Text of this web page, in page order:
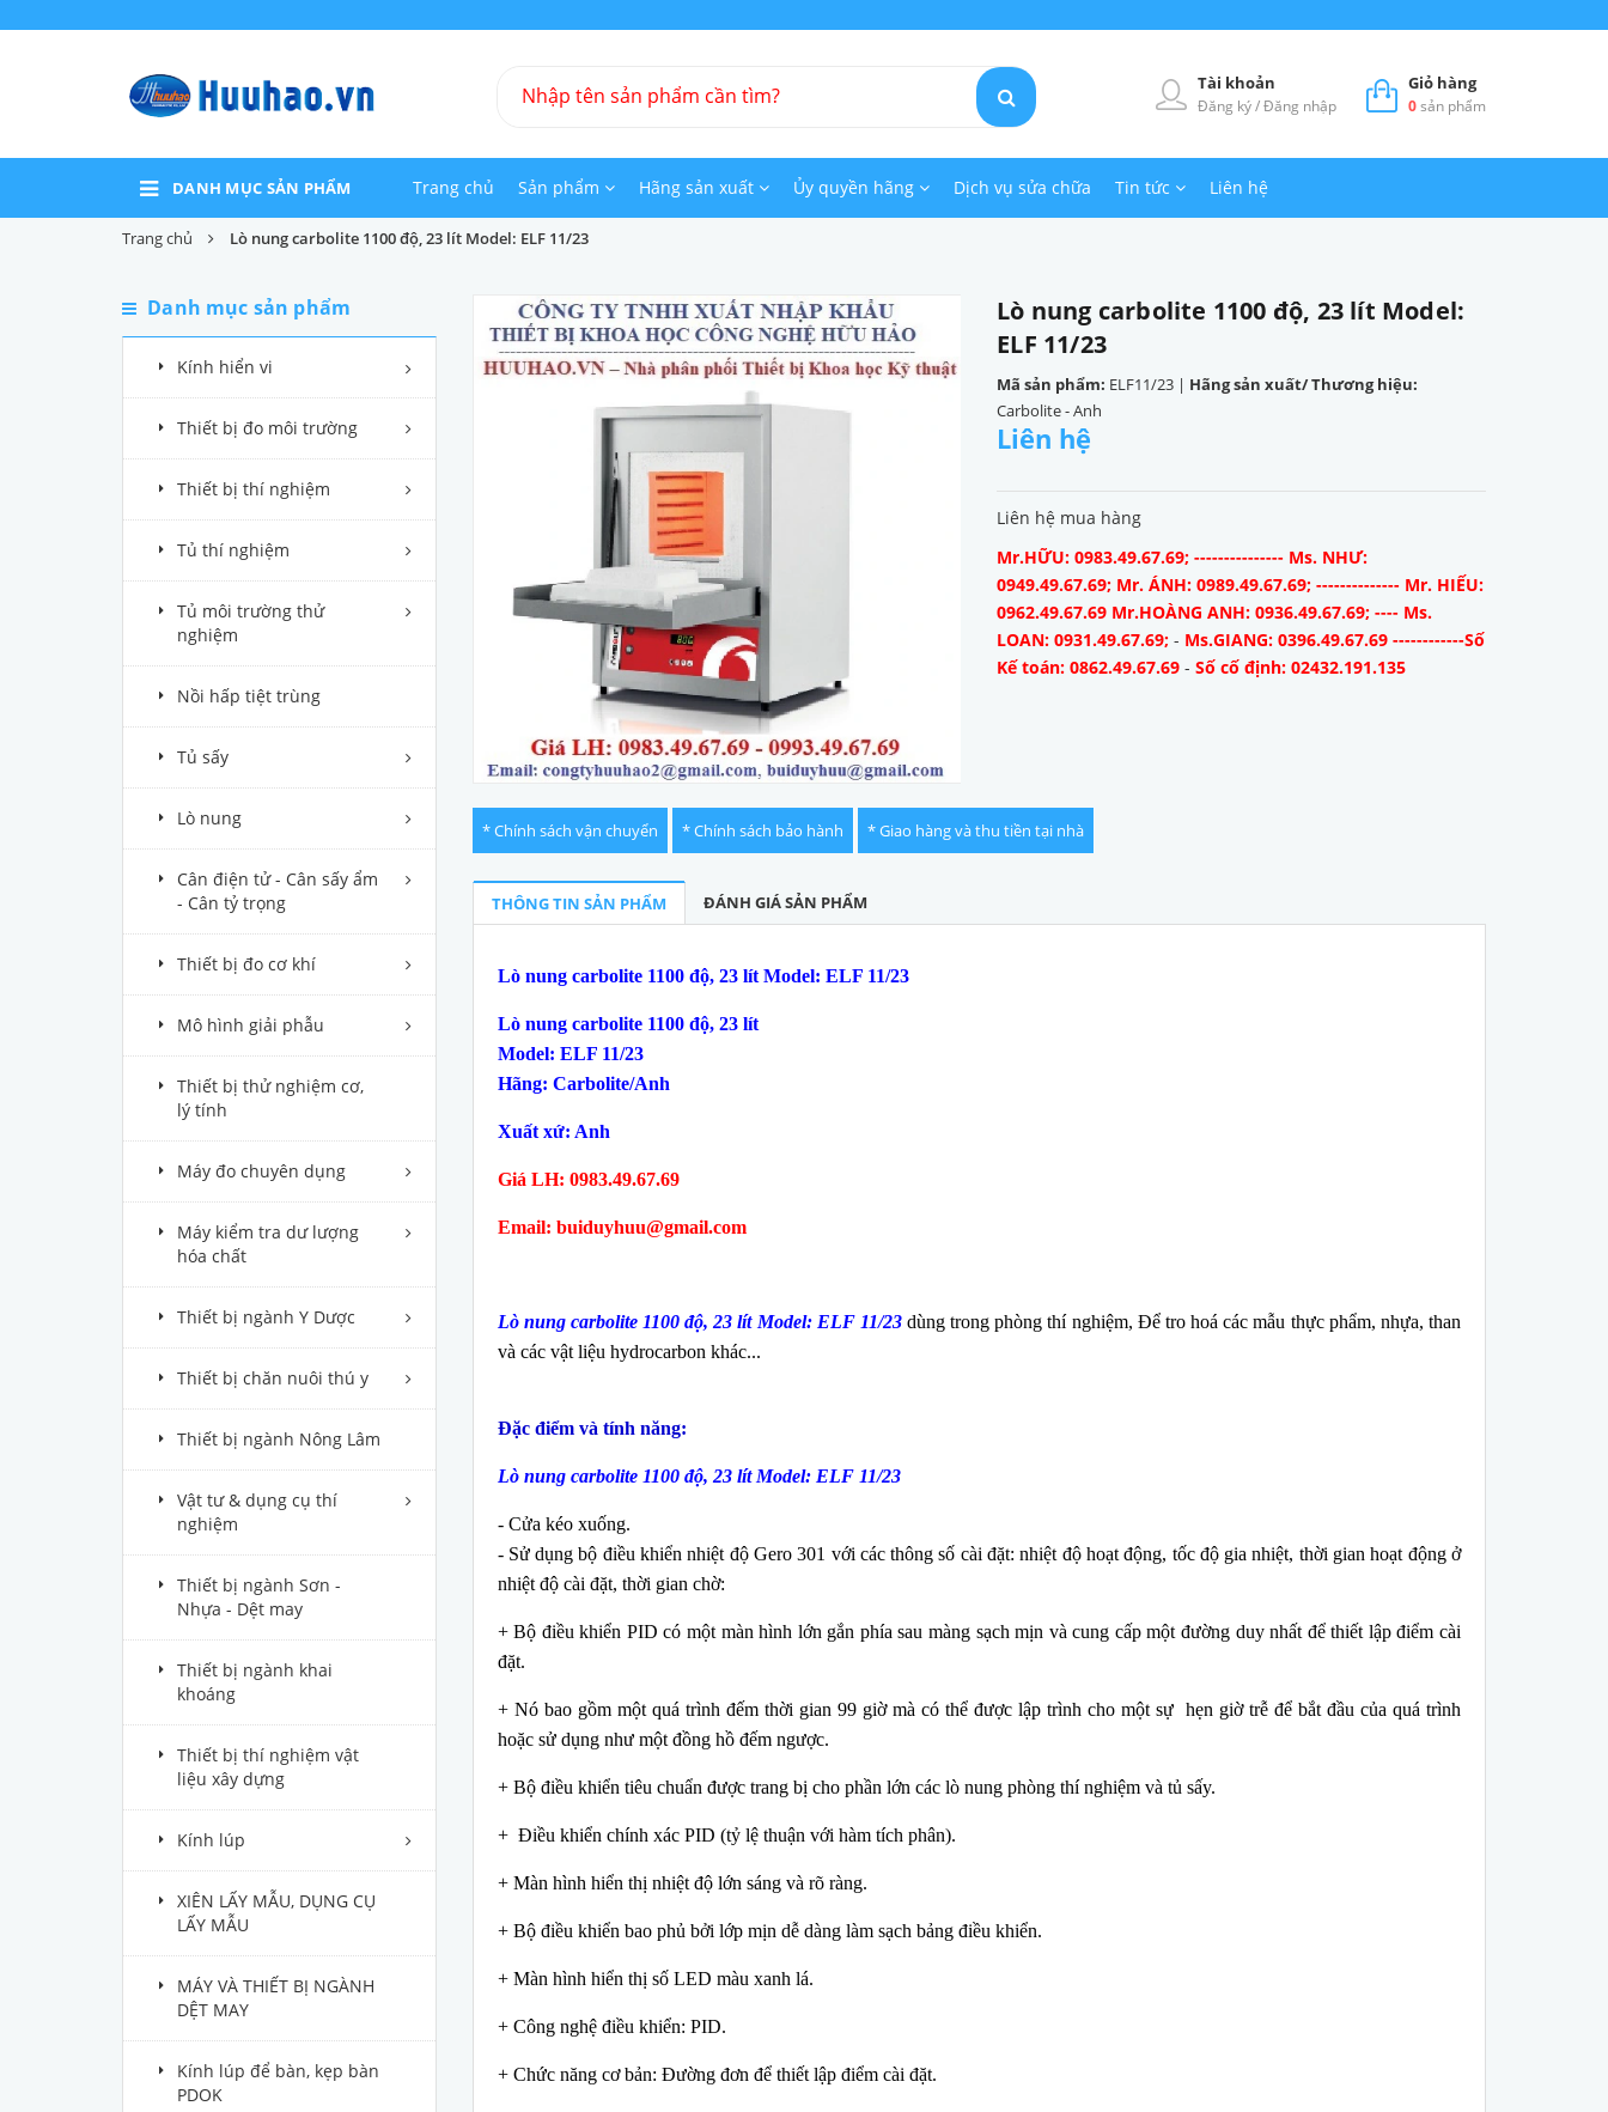
Giỏ hàng
0sản phẩm
Tài khoản
Đăng ký/Đăng nhập
DANH MỤC SẢN PHẨM Trang chủ Sản phẩm Hãng sản xuất Ủy quyền hãng Dịch vụ sửa chữa Tin tức Liên hệ
Trang chủ Lò nung carbolite 1100 độ, 23 lít Model: ELF 11/23
Danh mục sản phẩm
Kính hiển vi
Thiết bị đo môi trường
Thiết bị thí nghiệm
Tủ thí nghiệm
Tủ môi trường thử
nghiệm
Nồi hấp tiệt trùng
Tủ sấy
Lò nung
Cân điện tử - Cân sấy ẩm
- Cân tỷ trọng
Thiết bị đo cơ khí
Mô hình giải phẫu
Thiết bị thử nghiệm cơ,
lý tính
Máy đo chuyên dụng
Máy kiểm tra dư lượng
hóa chất
Thiết bị ngành Y Dược
Thiết bị chăn nuôi thú y
Thiết bị ngành Nông Lâm
Vật tư & dụng cụ thí
nghiệm
Thiết bị ngành Sơn -
Nhựa - Dệt may
Thiết bị ngành khai
khoáng
Thiết bị thí nghiệm vật
liệu xây dựng
Kính lúp
XIÊN LẤY MẪU, DỤNG CỤ
LẤY MẪU
MÁY VÀ THIẾT BỊ NGÀNH
DỆT MAY
Kính lúp để bàn, kẹp bàn
PDOK
Lò nung carbolite 1100 độ, 23 lít Model:
ELF 11/23
Mã sản phẩm: ELF11/23 | Hãng sản xuất/ Thương hiệu:
Carbolite - Anh
Liên hệ
Liên hệ mua hàng
Mr.HỮU: 0983.49.67.69; --------------- Ms. NHƯ:
0949.49.67.69; Mr. ÁNH: 0989.49.67.69; -------------- Mr. HIẾU:
0962.49.67.69 Mr.HOÀNG ANH: 0936.49.67.69; ---- Ms.
LOAN: 0931.49.67.69; - Ms.GIANG: 0396.49.67.69 ------------Số
Kế toán: 0862.49.67.69 -Số cố định: 02432.191.135
* Chính sách vận chuyển * Chính sách bảo hành * Giao hàng và thu tiền tại nhà
THÔNG TIN SẢN PHẨM ĐÁNH GIÁ SẢN PHẨM
Lò nung carbolite 1100 độ, 23 lít Model: ELF 11/23
Lò nung carbolite 1100 độ, 23 lít
Model: ELF 11/23
Hãng: Carbolite/Anh
Xuất xứ: Anh
Giá LH: 0983.49.67.69
Email: buiduyhuu@gmail.com
Lò nung carbolite 1100 độ, 23 lít Model: ELF 11/23 dùng trong phòng thí nghiệm, Để tro hoá các mẫu thực phẩm, nhựa, than
và các vật liệu hydrocarbon khác...
Đặc điểm và tính năng:
Lò nung carbolite 1100 độ, 23 lít Model: ELF 11/23
- Cửa kéo xuống.
- Sử dụng bộ điều khiển nhiệt độ Gero 301 với các thông số cài đặt: nhiệt độ hoạt động, tốc độ gia nhiệt, thời gian hoạt động ở
nhiệt độ cài đặt, thời gian chờ:
+ Bộ điều khiển PID có một màn hình lớn gắn phía sau màng sạch mịn và cung cấp một đường duy nhất để thiết lập điểm cài
đặt.
+ Nó bao gồm một quá trình đếm thời gian 99 giờ mà có thể được lập trình cho một sự hẹn giờ trễ để bắt đầu của quá trình
hoặc sử dụng như một đồng hồ đếm ngược.
+ Bộ điều khiển tiêu chuẩn được trang bị cho phần lớn các lò nung phòng thí nghiệm và tủ sấy.
+ Điều khiển chính xác PID (tỷ lệ thuận với hàm tích phân).
+ Màn hình hiển thị nhiệt độ lớn sáng và rõ ràng.
+ Bộ điều khiển bao phủ bởi lớp mịn dễ dàng làm sạch bảng điều khiển.
+ Màn hình hiển thị số LED màu xanh lá.
+ Công nghệ điều khiển: PID.
+ Chức năng cơ bản: Đường đơn để thiết lập điểm cài đặt.